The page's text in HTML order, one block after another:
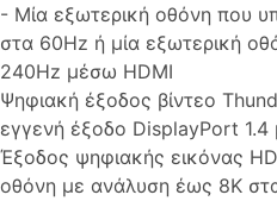
- Μία εξωτερική οθόνη που
στα 60Hz ή μία εξωτερική
240Hz μέσω HDMI
Ψηφιακή έξοδος βίντεο
εγγενή έξοδο DisplayPort
Έξοδος ψηφιακής εικόνας
οθόνη με ανάλυση έως 8K